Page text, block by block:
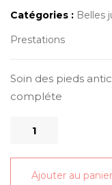
Catégories : Belles
Prestations
Soin des pieds
compléte
quantité
Yumifeet
anti-Ajouter au panier